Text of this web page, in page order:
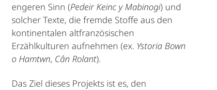
engeren Sinn (Pedeir Keinc y Mabinogi) und
solcher Texte, die fremde Stoffe aus den
kontinentalen altfranzösischen
Erzählkulturen aufnehmen (ex. Ystoria Bown
o Hamtwn, Cân Rolant).
Das Ziel dieses Projekts ist es, den